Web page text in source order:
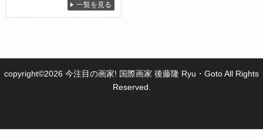
一覧を見る
copyright©2026 今注目の画家! 国際画家 後藤隆 Ryu・Goto All Rights
Reserved.